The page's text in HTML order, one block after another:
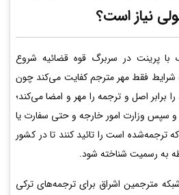
نیاز است؟
با پرینت در سربرگ قوه قضائیه شروع
فقط مهر مترجم کفایت می‌کند چون
برابر اصل و ترجمه را مهر و امضا می‌کند؛
و سپس وزارت امور خارجه و حتی سفارت یا
ترجمه‌شده است را تائید کنند تا در کشور
به رسمیت شناخته شود.
مترجمین اشراق برای ترجمه‌های ترکی